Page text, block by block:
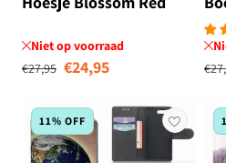
Niet op voorraad
Normale prijs
€27,95 €24,95
11% OFF